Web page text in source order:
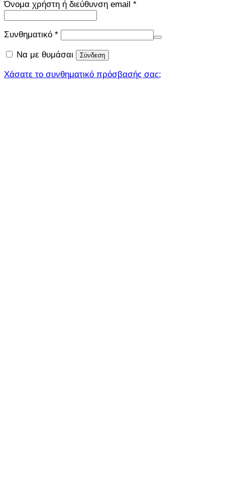
Όνομα χρήστη ή διεύθυνση email *Απαιτείται
Συνθηματικό *Απαιτείται
Να με θυμάσαι Σύνδεση
Χάσατε το συνθηματικό πρόσβασής σας;